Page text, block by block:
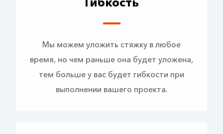
Мы можем уложить стяжку в любое
время, но чем раньше она будет уложена,
тем больше у вас будет гибкости при
выполнении вашего проекта.